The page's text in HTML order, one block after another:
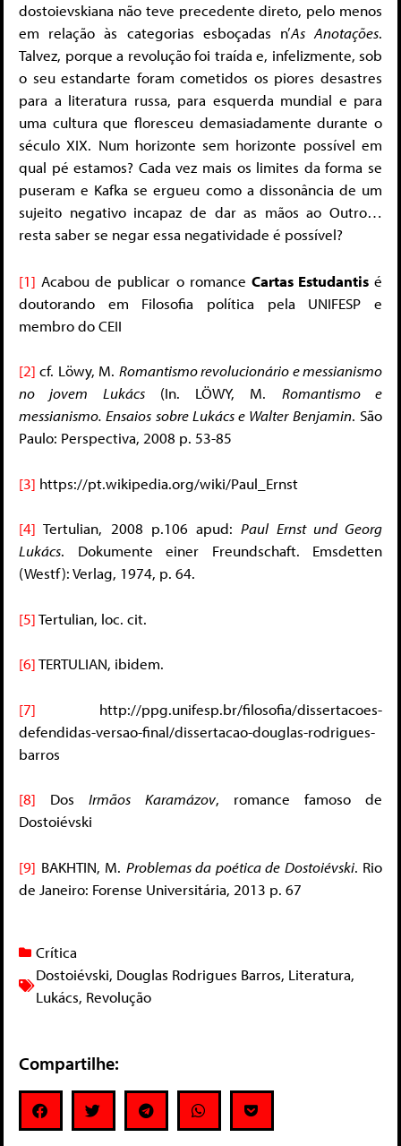
dostoievskiana não teve precedente direto, pelo menos
em relação às categorias esboçadas n’As Anotações.
Talvez, porque a revolução foi traída e, infelizmente, sob
o seu estandarte foram cometidos os piores desastres
para a literatura russa, para esquerda mundial e para
uma cultura que floresceu demasiadamente durante o
século XIX. Num horizonte sem horizonte possível em
qual pé estamos? Cada vez mais os limites da forma se
puseram e Kafka se ergueu como a dissonância de um
sujeito negativo incapaz de dar as mãos ao Outro…
resta saber se negar essa negatividade é possível?
[1] Acabou de publicar o romance Cartas Estudantisé
doutorando em Filosofia política pela UNIFESP e
membro do CEII
[2] cf. Löwy, M. Romantismo revolucionário e messianismo
no jovem Lukács(In. LÖWY, M. Romantismo e
messianismo. Ensaios sobre Lukács e Walter Benjamin. São
Paulo: Perspectiva, 2008 p. 53-85
[3] https://pt.wikipedia.org/wiki/Paul_Ernst
[4] Tertulian, 2008 p.106 apud:Paul Ernst und Georg
Lukács. Dokumente einer Freundschaft. Emsdetten
(Westf): Verlag, 1974, p. 64.
[5]Tertulian, loc. cit.
[6]TERTULIAN, ibidem.
[7] http://ppg.unifesp.br/filosofia/dissertacoes-
defendidas-versao-final/dissertacao-douglas-rodrigues-
barros
[8] DosIrmãos Karamázov, romance famoso de
Dostoiévski
[9] BAKHTIN, M. Problemas da poética de Dostoiévski. Rio
de Janeiro: Forense Universitária, 2013 p. 67
Crítica
Dostoiévski, Douglas Rodrigues Barros, Literatura,
Lukács, Revolução
Compartilhe: